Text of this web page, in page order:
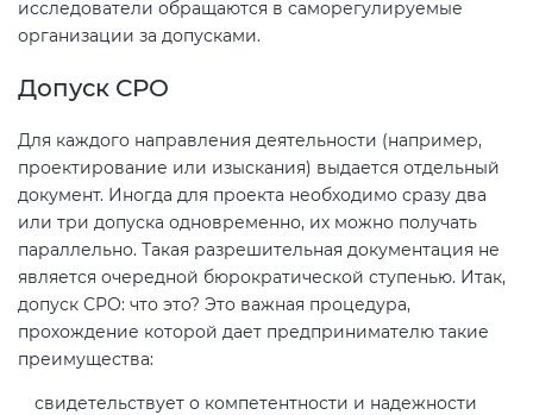
исследователи обращаются в саморегулируемые
организации за допусками.
Допуск СРО
Для каждого направления деятельности (например,
проектирование или изыскания) выдается отдельный
документ. Иногда для проекта необходимо сразу два
или три допуска одновременно, их можно получать
параллельно. Такая разрешительная документация не
является очередной бюрократической ступенью. Итак,
допуск СРО: что это? Это важная процедура,
прохождение которой дает предпринимателю такие
преимущества:
свидетельствует о компетентности и надежности